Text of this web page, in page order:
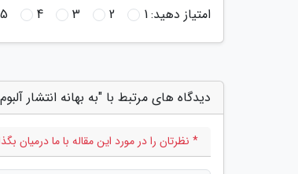
امتیاز دهید:1
2
3
4
5
دیدگاه های مرتبط با "به بهانه انتشار
* نظرتان را در مورد این مقاله با ما درمیان